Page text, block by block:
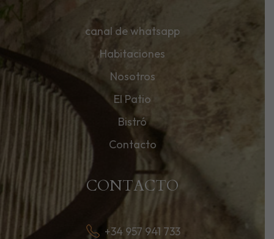
canal de whatsapp
Habitaciones
Nosotros
El Patio
Bistró
Contacto
CONTACTO
+34 957 941 733